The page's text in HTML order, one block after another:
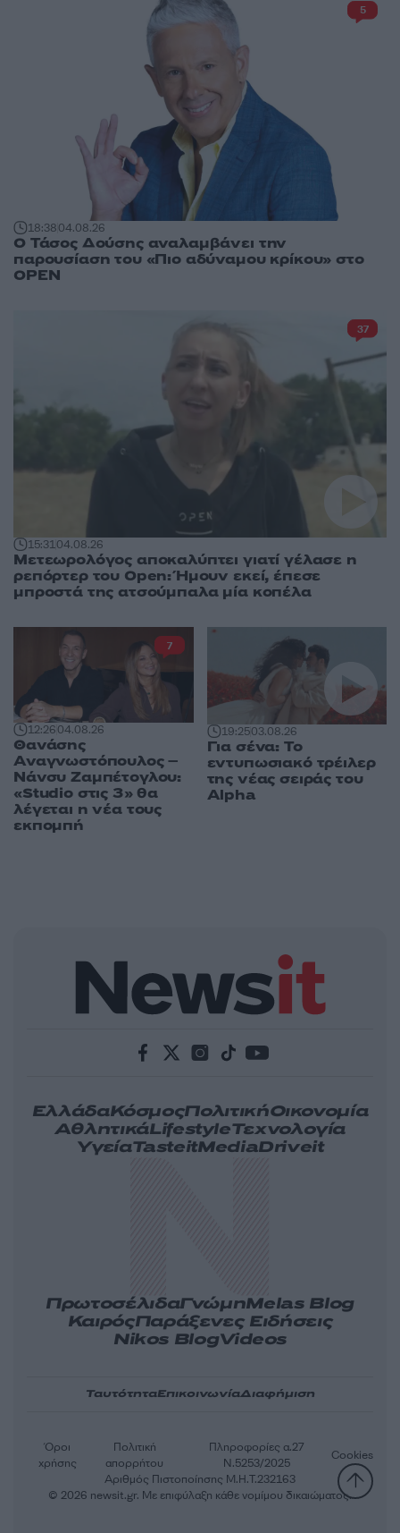
18:3804.08.26
Ο Τάσος Δούσης αναλαμβάνει την
παρουσίαση του «Πιο αδύναμου κρίκου» στο
OPEN
5
15:3104.08.26
Μετεωρολόγος αποκαλύπτει γιατί γέλασε η
ρεπόρτερ του Open: Ήμουν εκεί, έπεσε
μπροστά της ατσούμπαλα μία κοπέλα
37
12:2604.08.26
Θανάσης
Αναγνωστόπουλος –
Νάνσυ Ζαμπέτογλου:
«Studio στις 3» θα
λέγεται η νέα τους
εκπομπή
7
19:2503.08.26
Για σένα: Το
εντυπωσιακό τρέιλερ
της νέας σειράς του
Alpha
ΕλλάδαΚόσμοςΠολιτικήΟικονομία
ΑθλητικάLifestyleΤεχνολογία
ΥγείαTasteitMediaDriveit
ΠρωτοσέλιδαΓνώμηMelas Blog
ΚαιρόςΠαράξενες Ειδήσεις
Nikos BlogVideos
ΤαυτότηταΕπικοινωνίαΔιαφήμιση
Αριθμός Πιστοποίησης Μ.Η.Τ.232163
Όροι
χρήσης
Πολιτική
απορρήτου
Πληροφορίες α.27
Ν.5253/2025
Cookies
© 2026 newsit.gr. Με επιφύλαξη κάθε νομίμου δικαιώματος.